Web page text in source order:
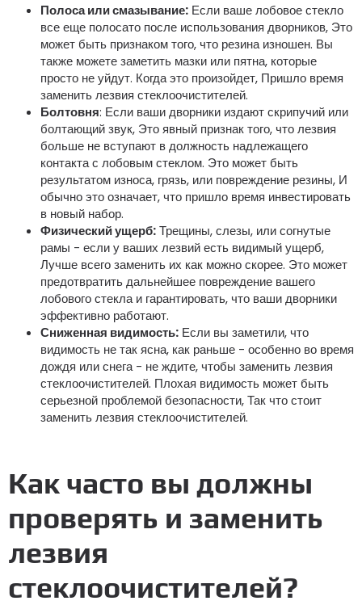
Полоса или смазывание: Если ваше лобовое стекло
все еще полосато после использования дворников, Это
может быть признаком того, что резина изношен. Вы
также можете заметить мазки или пятна, которые
просто не уйдут. Когда это произойдет, Пришло время
заменить лезвия стеклоочистителей.
Болтовня: Если ваши дворники издают скрипучий или
болтающий звук, Это явный признак того, что лезвия
больше не вступают в должность надлежащего
контакта с лобовым стеклом. Это может быть
результатом износа, грязь, или повреждение резины, И
обычно это означает, что пришло время инвестировать
в новый набор.
Физический ущерб:Трещины, слезы, или согнутые
рамы - если у ваших лезвий есть видимый ущерб,
Лучше всего заменить их как можно скорее. Это может
предотвратить дальнейшее повреждение вашего
лобового стекла и гарантировать, что ваши дворники
эффективно работают.
Сниженная видимость: Если вы заметили, что
видимость не так ясна, как раньше - особенно во время
дождя или снега - не ждите, чтобы заменить лезвия
стеклоочистителей. Плохая видимость может быть
серьезной проблемой безопасности, Так что стоит
заменить лезвия стеклоочистителей.
Как часто вы должны
проверять и заменить
лезвия
стеклоочистителей?